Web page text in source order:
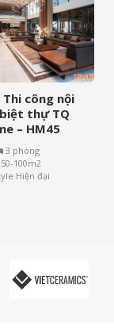
Thi công nội
thự TQ
– HM45
3 phòng
50-100m2
Hiện đại